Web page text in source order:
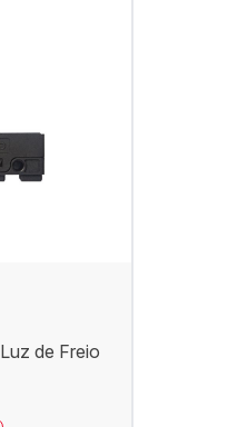
de Freio